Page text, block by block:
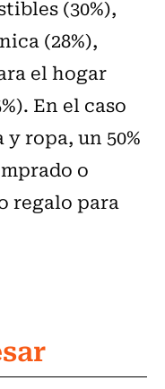
(30%),
(28%),
el hogar
En el caso
ropa, un 50%
o
regalo para